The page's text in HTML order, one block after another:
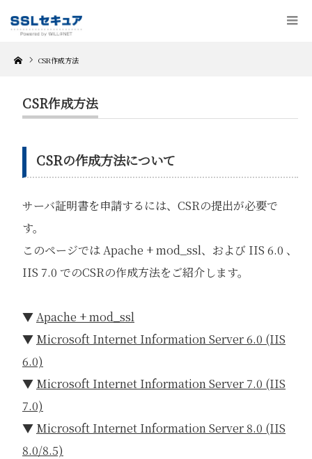
Home CSR作成方法
CSR作成方法
CSRの作成方法について
サーバ証明書を申請するには、CSRの提出が必要で
す。
このページでは Apache + mod_ssl、および IIS 6.0 、
IIS 7.0 でのCSRの作成方法をご紹介します。
▼Apache + mod_ssl
▼ Microsoft Internet Information Server 6.0 (IIS
6.0)
▼ Microsoft Internet Information Server 7.0 (IIS
7.0)
▼ Microsoft Internet Information Server 8.0 (IIS
8.0/8.5)